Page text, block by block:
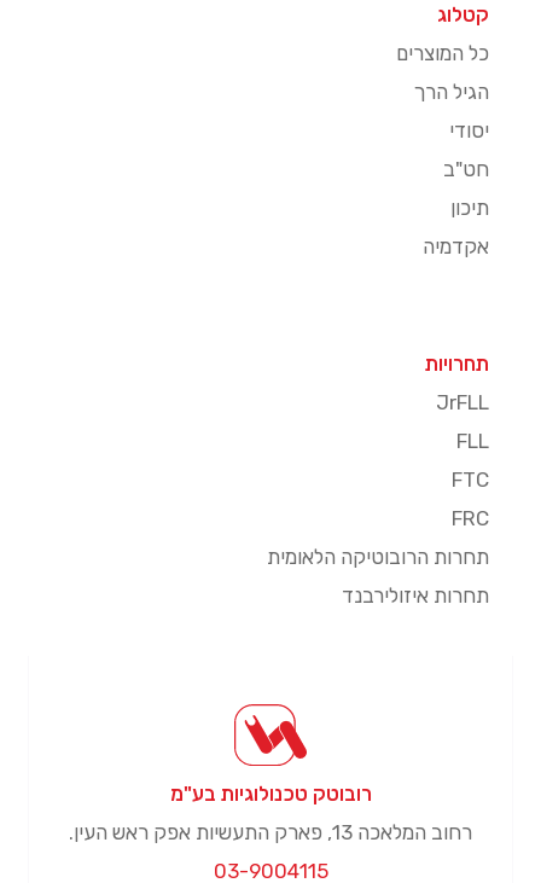
קטלוג
כל המוצרים
הגיל הרך
יסודי
חט"ב
תיכון
אקדמיה
תחרויות
JrFLL
FLL
FTC
FRC
תחרות הרובוטיקה הלאומית
תחרות איזולירבנד
רובוטק טכנולוגיות בע"מ
רחוב המלאכה 13, פארק התעשיות אפק ראש העין.
03-9004115